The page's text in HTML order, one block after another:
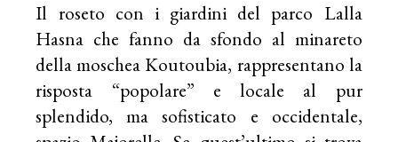
Il roseto con i giardini del parco Lalla
Hasna che fanno da sfondo al minareto
della moschea Koutoubia, rappresentano la
risposta “popolare” e locale al pur
splendido, ma sofisticato e occidentale,